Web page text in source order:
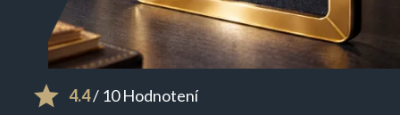
4.4/ 10 Hodnotení